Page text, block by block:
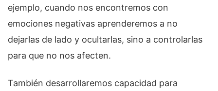
ejemplo, cuando nos encontremos con
emociones negativas aprenderemos a no
dejarlas de lado y ocultarlas, sino a controlarlas
para que no nos afecten.
También desarrollaremos capacidad para